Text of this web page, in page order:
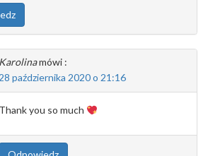
Karolinamówi :
28 października 2020 o 21:16
Thank you so much